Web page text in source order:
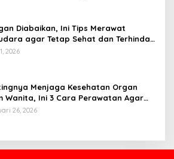
Diabaikan, Ini Tips Merawat
agar Tetap Sehat dan Terhindar
Penyakit
2026
Menjaga Kesehatan Organ
Wanita, Ini 3 Cara Perawatan Agar
Bersih
26, 2026